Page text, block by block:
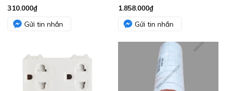
310.000₫
Gửi tin nhắn
1.858.000₫
Gửi tin nhắn